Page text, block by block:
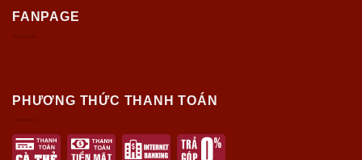
FANPAGE
PHƯƠNG THỨC THANH TOÁN